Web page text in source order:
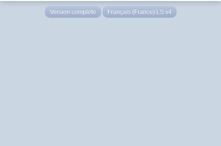
Version complète Français (France) LS v4